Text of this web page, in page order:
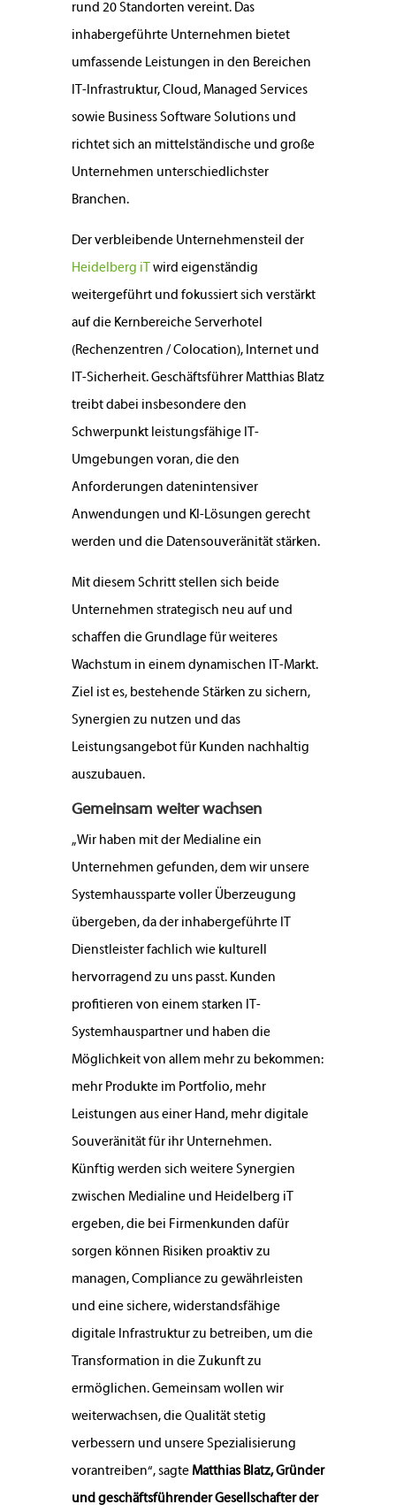
rund 20 Standorten vereint. Das
inhabergeführte Unternehmen bietet
umfassende Leistungen in den Bereichen
IT-Infrastruktur, Cloud, Managed Services
sowie Business Software Solutions und
richtet sich an mittelständische und große
Unternehmen unterschiedlichster
Branchen.
Der verbleibende Unternehmensteil der
Heidelberg iT
wird eigenständig
weitergeführt und fokussiert sich verstärkt
auf die Kernbereiche Serverhotel
(Rechenzentren / Colocation), Internet und
IT-Sicherheit. Geschäftsführer Matthias Blatz
treibt dabei insbesondere den
Schwerpunkt leistungsfähige IT-
Umgebungen voran, die den
Anforderungen datenintensiver
Anwendungen und KI-Lösungen gerecht
werden und die Datensouveränität stärken.
Mit diesem Schritt stellen sich beide
Unternehmen strategisch neu auf und
schaffen die Grundlage für weiteres
Wachstum in einem dynamischen IT-Markt.
Ziel ist es, bestehende Stärken zu sichern,
Synergien zu nutzen und das
Leistungsangebot für Kunden nachhaltig
auszubauen.
Gemeinsam weiter wachsen
„Wir haben mit der Medialine ein
Unternehmen gefunden, dem wir unsere
Systemhaussparte voller Überzeugung
übergeben, da der inhabergeführte IT
Dienstleister fachlich wie kulturell
hervorragend zu uns passt. Kunden
profitieren von einem starken IT-
Systemhauspartner und haben die
Möglichkeit von allem mehr zu bekommen:
mehr Produkte im Portfolio, mehr
Leistungen aus einer Hand, mehr digitale
Souveränität für ihr Unternehmen.
Künftig werden sich weitere Synergien
zwischen Medialine und Heidelberg iT
ergeben, die bei Firmenkunden dafür
sorgen können Risiken proaktiv zu
managen, Compliance zu gewährleisten
und eine sichere, widerstandsfähige
digitale Infrastruktur zu betreiben, um die
Transformation in die Zukunft zu
ermöglichen. Gemeinsam wollen wir
weiterwachsen, die Qualität stetig
verbessern und unsere Spezialisierung
vorantreiben“, sagte Matthias Blatz, Gründer
und geschäftsführender Gesellschafter der